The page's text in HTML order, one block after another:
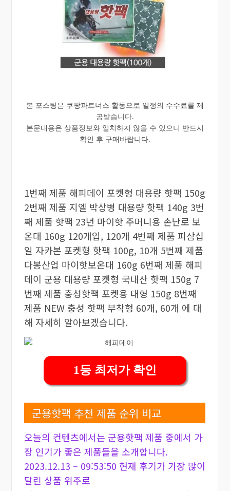
본 포스팅은 쿠팡파트너스 활동으로 일정의 수수료를 제
공받습니다.
본문내용은 상품정보와 일치하지 않을 수 있으니 반드시
확인 후 구매바랍니다.
1번째 제품 해피데이 포켓형 대용량 핫팩 150g
2번째 제품 지엘 박상병 대용량 핫팩 140g 3번
째 제품 핫팩 23년 마이핫 주머니용 손난로 보
온대 160g 120개입, 120개 4번째 제품 피삼십
일 자카본 포켓형 핫팩 100g, 10개 5번째 제품
다봉산업 마이핫보온대 160g 6번째 제품 해피
데이 군용 대용량 포켓형 국내산 핫팩 150g 7
번째 제품 충성핫팩 포켓용 대형 150g 8번째
제품 NEW 충성 핫팩 부착형 60개, 60개 에 대
해 자세히 알아보겠습니다.
1등 최저가 확인
군용핫팩 추천 제품 순위 비교
오늘의 컨텐츠에서는 군용핫팩 제품 중에서 가
장 인기가 좋은 제품들을 소개합니다.
2023.12.13 – 09:53:50 현재 후기가 가장 많이
달린 상품 위주로